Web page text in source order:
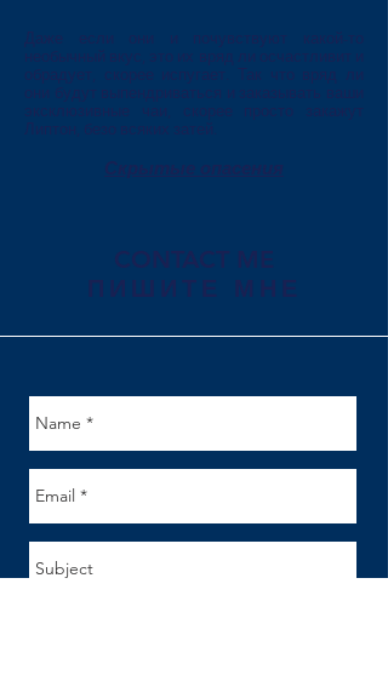
Даже если они и почувствуют какой-то
необычный вкус, это их вряд ли осчастливит и
обрадует, скорее испугает. Так что вряд ли
они будут выпендриваться и заказывать ваши
эксклюзивные чаи, скорее просто закажут
Липтон, безо всяких затей.
Скрытые опасения
CONTACT ME
ПИШИТЕ МНЕ